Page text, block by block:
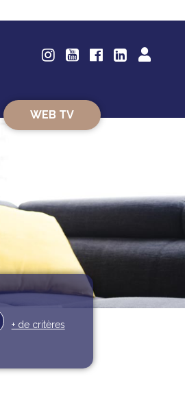
WEB TV
+ de critères